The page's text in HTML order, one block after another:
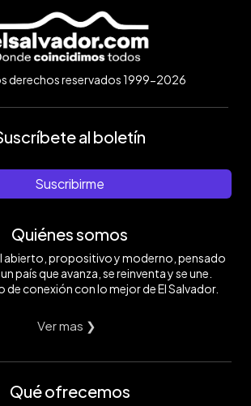
derechos reservados 1999-2026
al boletín
Suscribirme
Quiénes somos
abierto, propositivo y moderno, pensado
país que avanza, se reinventa y se une.
de conexión con lo mejor de El Salvador.
Ver mas ❯
Qué ofrecemos